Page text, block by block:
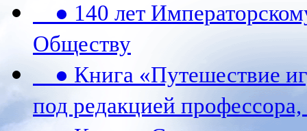
● 140 лет
Обществу
● Книга «Путешествие
под редакцией